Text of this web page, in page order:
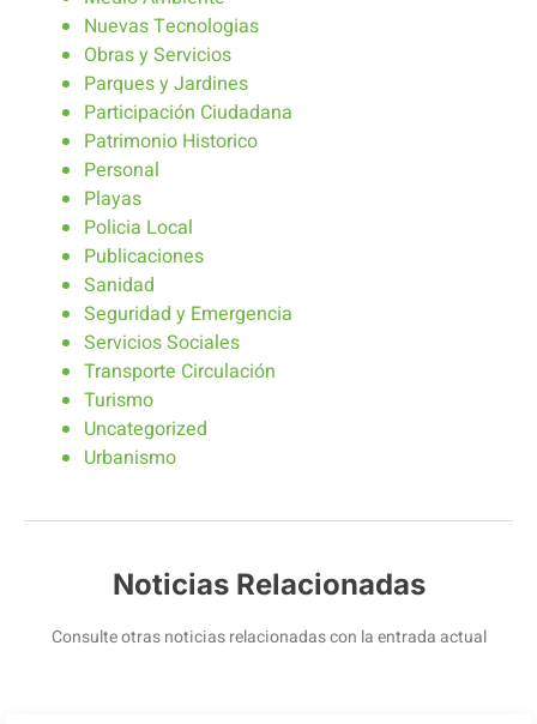
Nuevas Tecnologias
Obras y Servicios
Parques y Jardines
Participación Ciudadana
Patrimonio Historico
Personal
Playas
Policia Local
Publicaciones
Sanidad
Seguridad y Emergencia
Servicios Sociales
Transporte Circulación
Turismo
Uncategorized
Urbanismo
Noticias Relacionadas
Consulte otras noticias relacionadas con la entrada actual